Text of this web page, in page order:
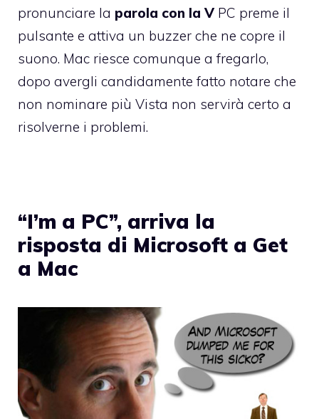
pronunciare la parola con la V PC preme il
pulsante e attiva un buzzer che ne copre il
suono. Mac riesce comunque a fregarlo,
dopo avergli candidamente fatto notare che
non nominare più Vista non servirà certo a
risolverne i problemi.
“I’m a PC”, arriva la
risposta di Microsoft a Get
a Mac